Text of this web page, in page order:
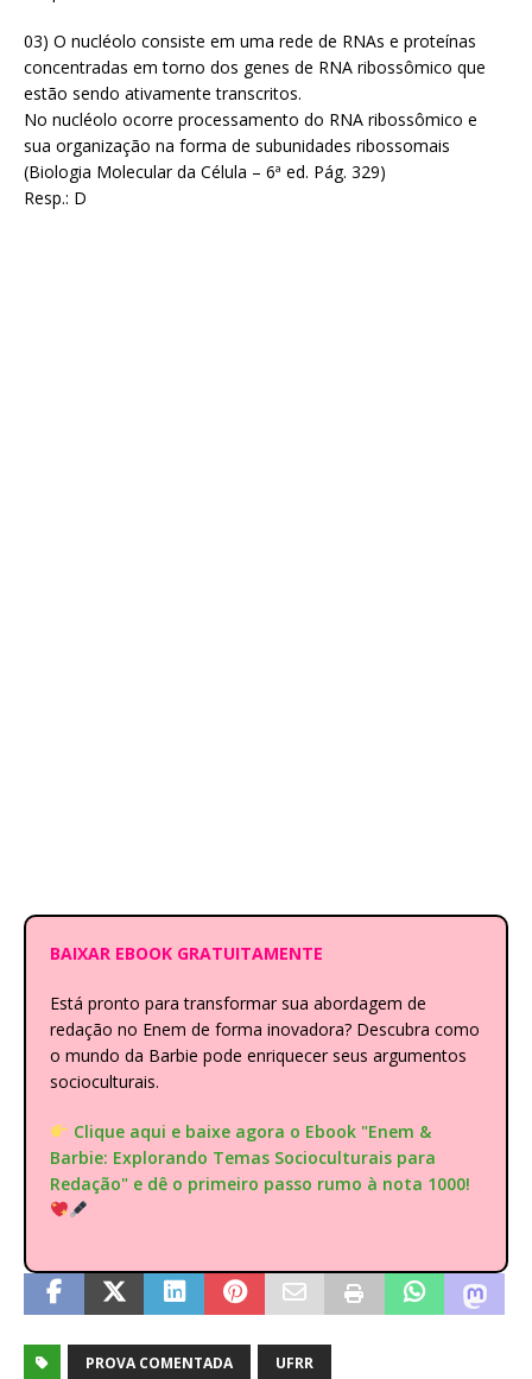
03) O nucléolo consiste em uma rede de RNAs e proteínas
concentradas em torno dos genes de RNA ribossômico que
estão sendo ativamente transcritos.
No nucléolo ocorre processamento do RNA ribossômico e
sua organização na forma de subunidades ribossomais
(Biologia Molecular da Célula – 6ª ed. Pág. 329)
Resp.: D
BAIXAR EBOOK GRATUITAMENTE
Está pronto para transformar sua abordagem de
redação no Enem de forma inovadora? Descubra como
o mundo da Barbie pode enriquecer seus argumentos
socioculturais.
Clique aqui e baixe agora o Ebook "Enem &
Barbie: Explorando Temas Socioculturais para
Redação" e dê o primeiro passo rumo à nota 1000!
PROVA COMENTADA UFRR